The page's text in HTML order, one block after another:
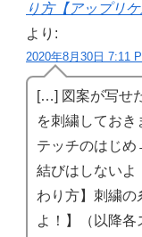
り方【アップリ
より:
2020年8月30日 7:11
[…] 図案が写せ
を刺繍しておき
テッチのはじ
結びはしない
わり方】刺繍の
よ！】（以降各